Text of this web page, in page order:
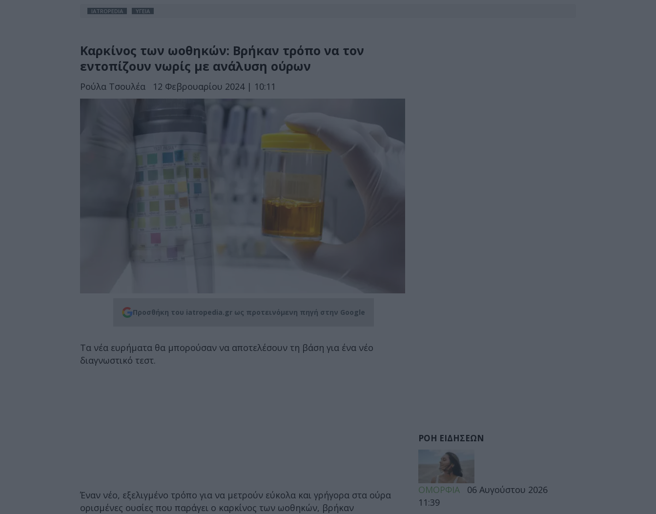
IATROPEDIA ΥΓΕΙΑ
Καρκίνος των ωοθηκών: Βρήκαν τρόπο να τον
εντοπίζουν νωρίς με ανάλυση ούρων
Ρούλα Τσουλέα 12 Φεβρουαρίου 2024 | 10:11
Προσθήκη του iatropedia.gr ως προτεινόμενη πηγή στην Google
Τα νέα ευρήματα θα μπορούσαν να αποτελέσουν τη βάση για ένα νέο
διαγνωστικό τεστ.
Έναν νέο, εξελιγμένο τρόπο για να μετρούν εύκολα και γρήγορα στα ούρα
ορισμένες ουσίες που παράγει ο καρκίνος των ωοθηκών, βρήκαν
ΡΟΗ ΕΙΔΗΣΕΩΝ
ΟΜΟΡΦΙΑ
06 Αυγούστου 2026
11:39